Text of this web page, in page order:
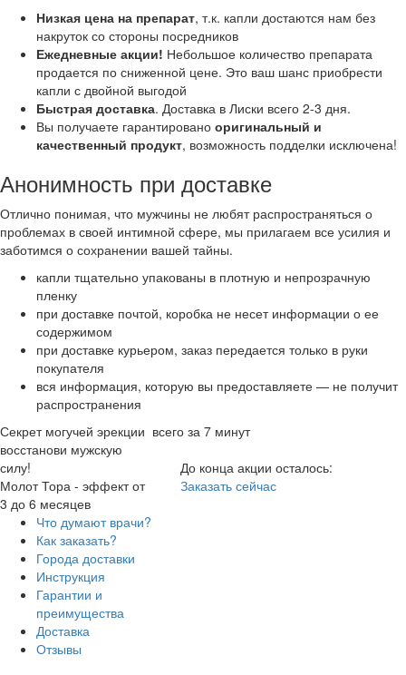
Низкая цена на препарат, т.к. капли достаются нам без
накруток со стороны посредников
Ежедневные акции! Небольшое количество препарата
продается по сниженной цене. Это ваш шанс приобрести
капли с двойной выгодой
Быстрая доставка. Доставка в Лиски всего 2-3 дня.
Вы получаете гарантировано оригинальный и
качественный продукт, возможность подделки исключена!
Анонимность при доставке
Отлично понимая, что мужчины не любят распространяться о
проблемах в своей интимной сфере, мы прилагаем все усилия и
заботимся о сохранении вашей тайны.
капли тщательно упакованы в плотную и непрозрачную
пленку
при доставке почтой, коробка не несет информации о ее
содержимом
при доставке курьером, заказ передается только в руки
покупателя
вся информация, которую вы предоставляете — не получит
распространения
Секрет могучей эрекции всего за 7 минут
восстанови мужскую
силу!
Молот Тора - эффект от
3 до 6 месяцев
Что думают врачи?
Как заказать?
Города доставки
Инструкция
Гарантии и
преимущества
Доставка
Отзывы
До конца акции осталось:
Заказать сейчас